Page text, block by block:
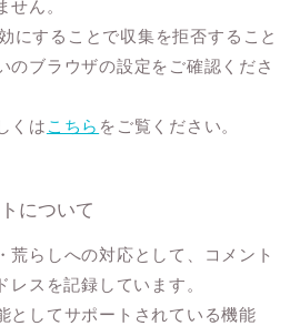
せん。
にすることで収集を拒否すること
のブラウザの設定をご確認くださ
くは こちら をご覧ください。
について
荒らしへの対応として、コメント
スを記録しています。
としてサポートされている機能